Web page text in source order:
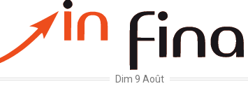
Dim 9 Août